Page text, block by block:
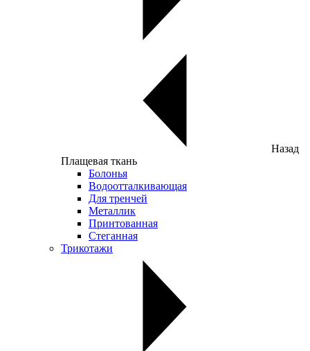
Назад
Плащевая ткань
Болонья
Водоотталкивающая
Для тренчей
Металлик
Принтованная
Стеганная
Трикотажи